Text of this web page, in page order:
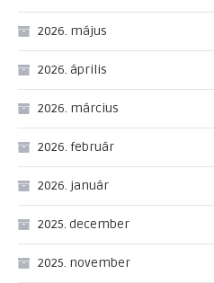
2026. május
2026. április
2026. március
2026. február
2026. január
2025. december
2025. november